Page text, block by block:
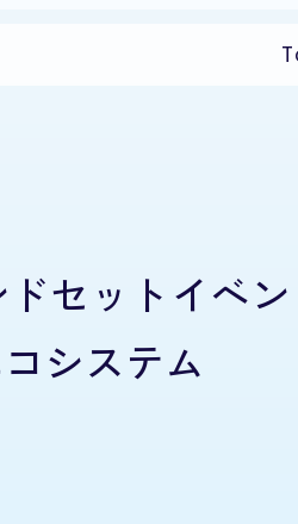
セットイベ
システム